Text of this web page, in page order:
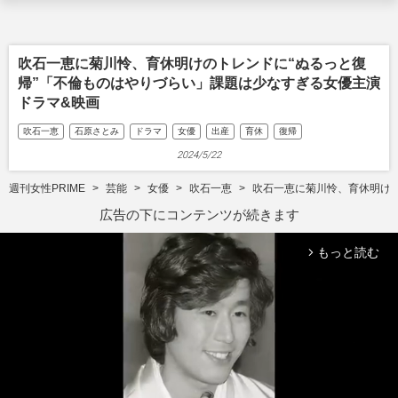
吹石一恵に菊川怜、育休明けのトレンドに“ぬるっと復
帰”「不倫ものはやりづらい」課題は少なすぎる女優主演
ドラマ&映画
吹石一恵 石原さとみ ドラマ 女優 出産 育休 復帰
2024/5/22
週刊女性PRIME 芸能 女優 吹石一恵 吹石一恵に菊川怜、育休明け
広告の下にコンテンツが続きます
arrow_forward_ios もっと読む